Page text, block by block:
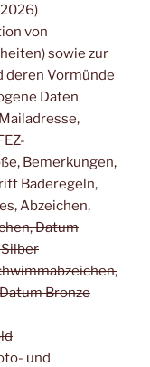
von
sowie zur
deren Vormünde
Daten
Bemerkungen,
Baderegeln,
Abzeichen,
Datum
Bronze
und